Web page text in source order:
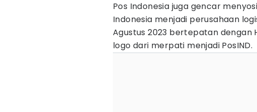
Pos Indonesia juga gencar
Indonesia menjadi perusahaan
Agustus 2023 bertepatan dengan
logo dari merpati menjadi PosIND.